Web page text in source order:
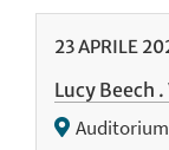
23APRILE
Lucy Beech
Auditorium